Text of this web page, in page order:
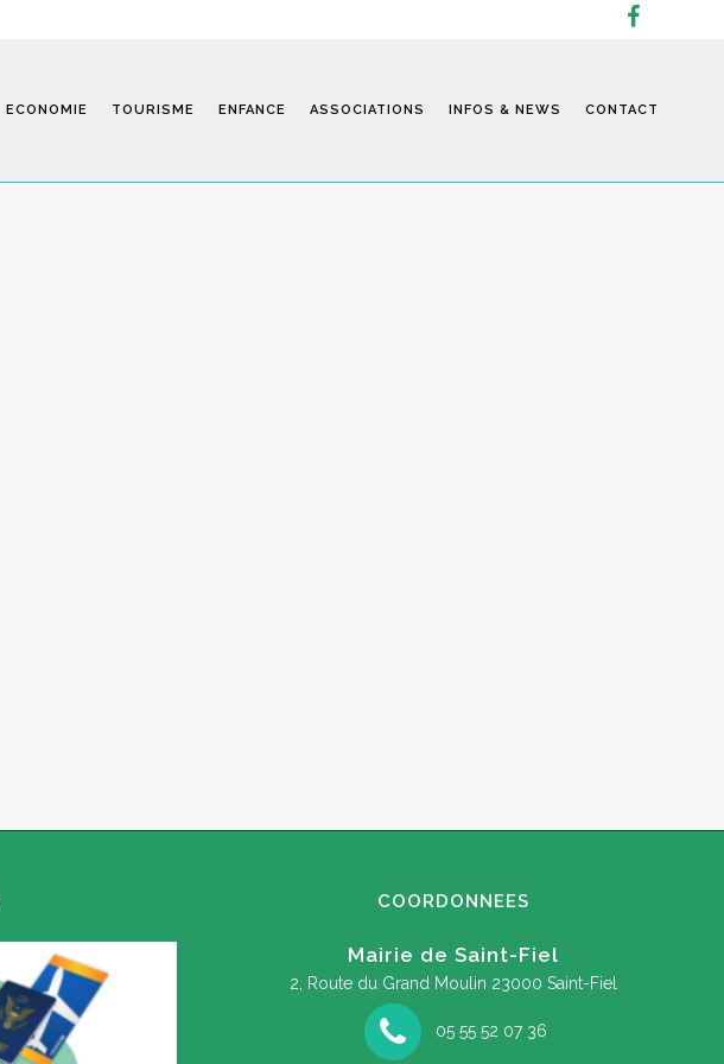
ECONOMIE TOURISME ENFANCE ASSOCIATIONS INFOS & NEWS CONTACT
COORDONNEES
Mairie de Saint-Fiel
2, Route du Grand Moulin 23000 Saint-Fiel
05 55 52 07 36